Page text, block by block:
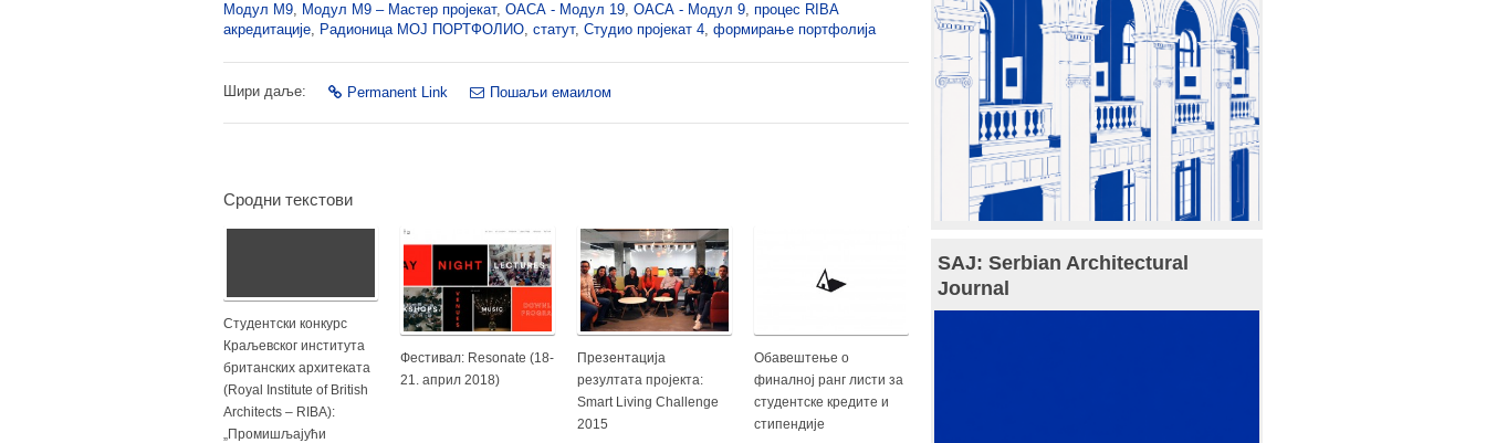
Модул М9, Модул М9 – Мастер пројекат, ОАСА - Модул 19, ОАСА - Модул 9, процес RIBA
акредитације, Радионица МОЈ ПОРТФОЛИО, статут, Студио пројекат 4, формирање портфолија
Шири даље: Permanent Link Пошаљи емаилом
Сродни текстови
Студентски конкурс
Краљевског института
британских архитеката
(Royal Institute of British
Architects – RIBA):
„Промишљајући
Фестивал: Resonate (18-
21. април 2018)
Презентација
резултата пројекта:
Smart Living Challenge
2015
Обавештење о
финалној ранг листи за
студентске кредите и
стипендије
SAJ: Serbian Architectural
Journal